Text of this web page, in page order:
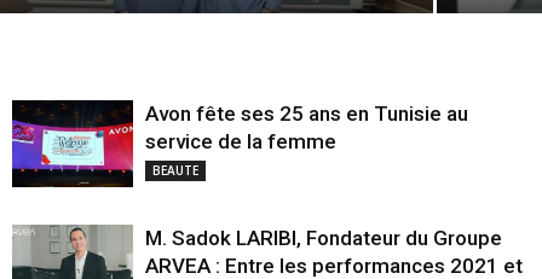
Avon fête ses 25 ans en Tunisie au
service de la femme
BEAUTE
M. Sadok LARIBI, Fondateur du Groupe
ARVEA : Entre les performances 2021 et